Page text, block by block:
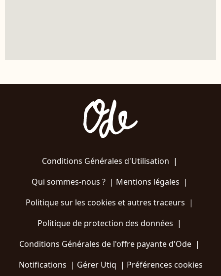
Conditions Générales d'Utilisation |
Qui sommes-nous ?| Mentions légales |
Politique sur les cookies et autres traceurs |
Politique de protection des données |
Conditions Générales de l'offre payante d'Ode |
Notifications | Gérer Utiq | Préférences cookies